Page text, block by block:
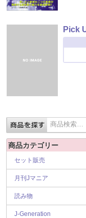
Pick
商品カテゴリー
セット販売
月刊Jマニア
読み物
J-Generation